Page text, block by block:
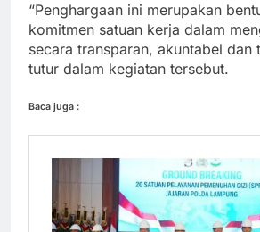
“Penghargaan ini merupakan
komitmen satuan kerja dalam
secara transparan, akuntabel dan
tutur dalam kegiatan tersebut.
Baca juga :